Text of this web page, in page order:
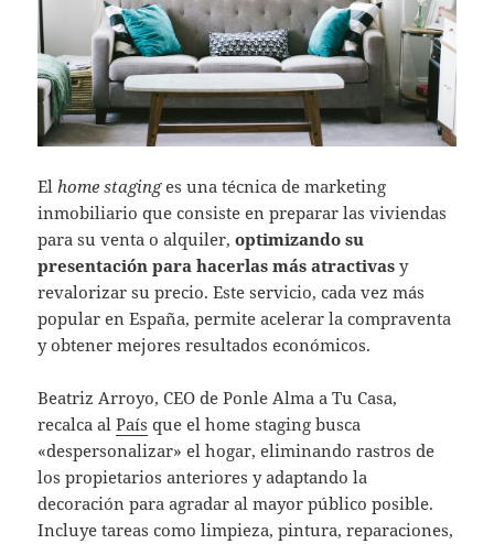
Elhome staginges una técnica de marketing
inmobiliario que consiste en preparar las viviendas
para su venta o alquiler,optimizando su
presentación para hacerlas más atractivas y
revalorizar su precio. Este servicio, cada vez más
popular en España, permite acelerar la compraventa
y obtener mejores resultados económicos.
Beatriz Arroyo, CEO de Ponle Alma a Tu Casa,
recalca alPaís que el home staging busca
«despersonalizar» el hogar, eliminando rastros de
los propietarios anteriores y adaptando la
decoración para agradar al mayor público posible.
Incluye tareas como limpieza, pintura, reparaciones,